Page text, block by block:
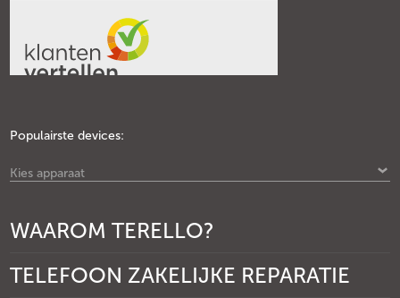
Populairste devices:
Kies apparaat
WAAROM TERELLO?
TELEFOON ZAKELIJKE REPARATIE